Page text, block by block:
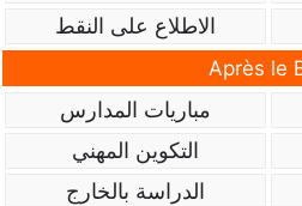
الاطلاع على النقط
Après le
مباريات المدارس
التكوين المهني
الدراسة بالخارج